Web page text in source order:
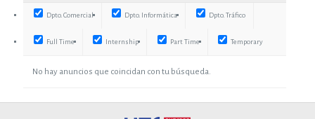
Dpto. Comercial Dpto. Informática Dpto. Tráfico
Full Time Internship Part Time Temporary
No hay anuncios que coincidan con tu búsqueda.